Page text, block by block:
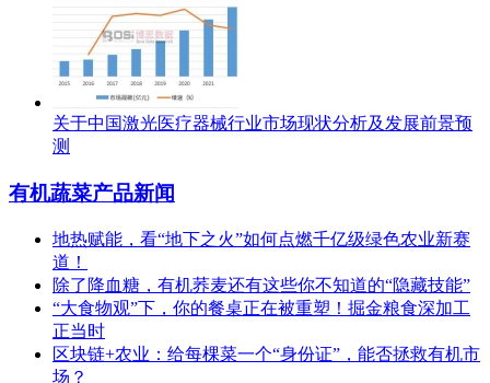
关于中国激光医疗器械行业市场现状分析及发展前景预
测
有机蔬菜产品新闻
地热赋能，看“地下之火”如何点燃千亿级绿色农业新赛
道！
除了降血糖，有机荞麦还有这些你不知道的“隐藏技能”
“大食物观”下，你的餐桌正在被重塑！掘金粮食深加工
正当时
区块链+农业：给每棵菜一个“身份证”，能否拯救有机市
场？